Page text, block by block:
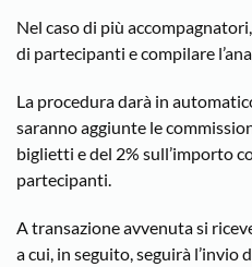
Nel caso di più
di partecipanti e compilare
La procedura darà in
saranno aggiunte le
biglietti e del 2% sull’importo
partecipanti.
A transazione avvenuta si
a cui, in seguito, seguirà l’invio